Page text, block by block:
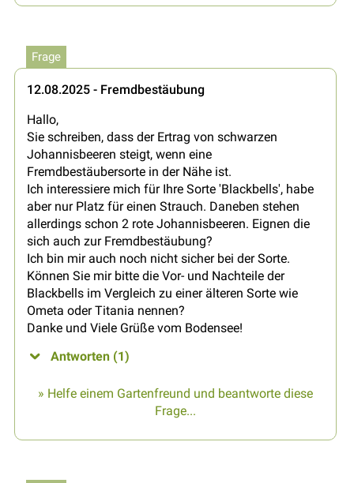
Frage
12.08.2025 - Fremdbestäubung
Hallo,
Sie schreiben, dass der Ertrag von schwarzen
Johannisbeeren steigt, wenn eine
Fremdbestäubersorte in der Nähe ist.
Ich interessiere mich für Ihre Sorte 'Blackbells', habe
aber nur Platz für einen Strauch. Daneben stehen
allerdings schon 2 rote Johannisbeeren. Eignen die
sich auch zur Fremdbestäubung?
Ich bin mir auch noch nicht sicher bei der Sorte.
Können Sie mir bitte die Vor- und Nachteile der
Blackbells im Vergleich zu einer älteren Sorte wie
Ometa oder Titania nennen?
Danke und Viele Grüße vom Bodensee!
Antworten (1)
» Helfe einem Gartenfreund und beantworte diese
Frage...